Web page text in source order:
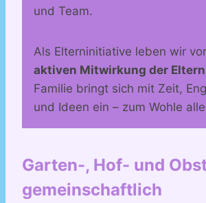
und Team.
Als Elterninitiative leben wir
aktiven Mitwirkung der Eltern
Familie bringt sich mit Zeit,
und Ideen ein – zum Wohle
Garten-, Hof- und
gemeinschaftlich